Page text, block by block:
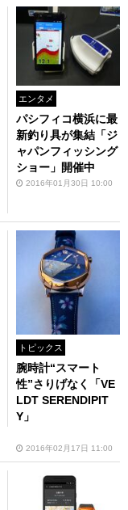
エンタメ
パシフィコ横浜に最
新釣り具が集結「ジ
ャパンフィッシング
ショー」開催中
2016年01月30日 10:00
トピックス
腕時計“スマート
性”さりげなく「VE
LDT SERENDIPIT
Y」
2016年02月17日 11:00